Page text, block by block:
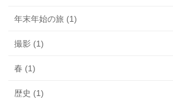
年末年始の旅 (1)
撮影 (1)
春 (1)
歴史 (1)